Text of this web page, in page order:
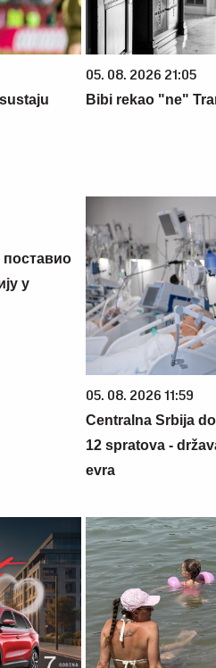
05. 08. 2026 21:05
Bibi rekao "ne"
поставио
у
05. 08. 2026 11:59
Centralna Srbija
12 spratova -
evra